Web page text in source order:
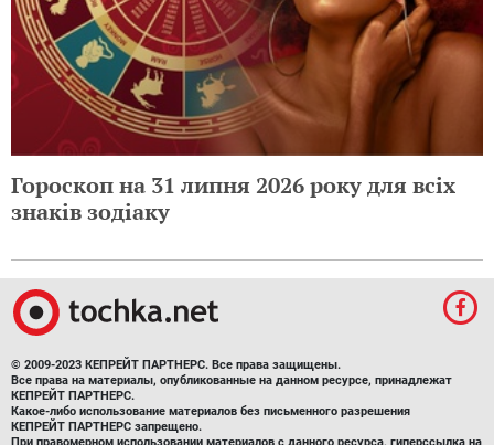
Гороскоп на 31 липня 2026 року для всіх
знаків зодіаку
© 2009-2023 КЕПРЕЙТ ПАРТНЕРС. Все права защищены.
Все права на материалы, опубликованные на данном ресурсе, принадлежат
КЕПРЕЙТ ПАРТНЕРС.
Какое-либо использование материалов без письменного разрешения
КЕПРЕЙТ ПАРТНЕРС запрещено.